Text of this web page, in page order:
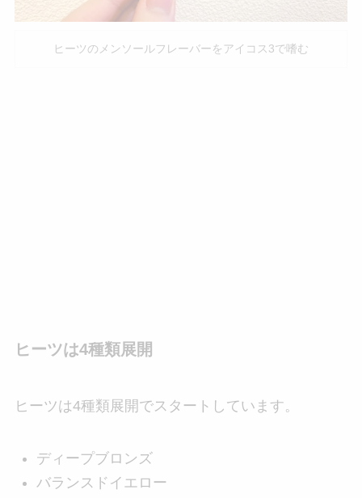
ヒーツのメンソールフレーバーをアイコス3で嗜む
ヒーツは4種類展開
ヒーツは4種類展開でスタートしています。
ディープブロンズ
バランスドイエロー